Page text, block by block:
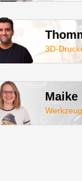
3D-
Maike